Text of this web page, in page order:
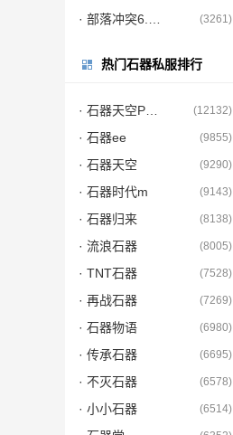
(3261)
热门石器私服排行
(12132)
· 石器ee (9855)
· 石器天空 (9290)
· 石器时代m (9143)
· 石器归来 (8138)
· 流浪石器 (8005)
· TNT石器 (7528)
· 再战石器 (7269)
· 石器物语 (6980)
· 传承石器 (6695)
· 不灭石器 (6578)
· 小小石器 (6514)